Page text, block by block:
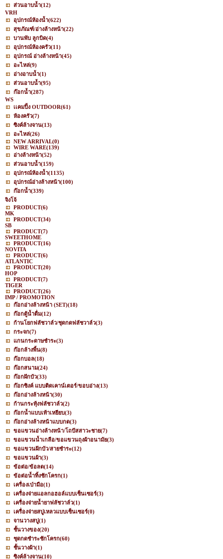
ส่วนอาบน้ำ(12)
VRH
อุปกรณ์ห้องน้ำ(622)
สุขภัณฑ์/อ่างล้างหน้า(22)
บานพับ ลูกบิด(4)
อุปกรณ์ห้องครัว(11)
อุปกรณ์ อ่างล้างหน้า(45)
อะไหล่(9)
อ่างอาบน้ำ(1)
ส่วนอาบน้ำ(95)
ก๊อกน้ำ(287)
WS
เเคมปิ้ง OUTDOOR(61)
ห้องครัว(7)
ซิงค์ล้างจาน(13)
อะไหล่(26)
NEW ARRIVAL(0)
WIRE WARE(139)
อ่างล้างหน้า(52)
ส่วนอาบน้ำ(159)
อุปกรณ์ห้องน้ำ(1135)
อุปกรณ์อ่างล้างหน้า(100)
ก๊อกน้ำ(339)
จิงโจ้
PRODUCT(6)
MK
PRODUCT(34)
SB
PRODUCT(7)
SWEETHOME
PRODUCT(16)
NOVITA
PRODUCT(6)
ATLANTIC
PRODUCT(20)
HOP
PRODUCT(7)
TIGER
PRODUCT(26)
IMP / PROMOTION
ก๊อกอ่างล้างหน้า (SET)(18)
ก๊อกตู้น้ำดื่ม(12)
ก้านโยกฟลัชวาล์ว/ชุดกดฟลัชวาล์ว(3)
กระจก(7)
แกนกระดาษชำระ(3)
ก๊อกล้างพื้น(8)
ก๊อกบอล(18)
ก๊อกสนาม(24)
ก๊อกฝักบัว(33)
ก๊อกซิงค์ แบบติดเคาน์เตอร์/ขอบอ่าง(13)
ก๊อกอ่างล้างหน้า(30)
ก้านกระทุ้งฟลัชวาล์ว(2)
ก๊อกน้ำแบบเท้าเหยียบ(3)
ก๊อกอ่างล้างหน้าแบบกด(3)
ขอแขวนอ่างล้างหน้า/โถปัสสาวะชาย(7)
ขอแขวนน้ำเกลือ/ขอแขวนถุงผ้าอนามัย(3)
ขอแขวนฝักบัว/สายชำระ(12)
ขอแขวนผ้า(3)
ข้อต่อ/ข้อลด(14)
ข้อต่อน้ำทิ้งชักโครก(1)
เครื่องเป่ามือ(1)
เครื่องจ่ายแอลกอฮอล์แบบเซ็นเซอร์(3)
เครื่องจ่ายน้ำยาฟลัชวาล์ว(1)
เครื่องจ่ายสบู่เหลวแบบเซ็นเซอร์(0)
จานวางสบู่(1)
ชั้นวางของ(20)
ชุดกดชำระชักโครก(60)
ชั้นวางผ้า(1)
ซิงค์ล้างจาน(10)